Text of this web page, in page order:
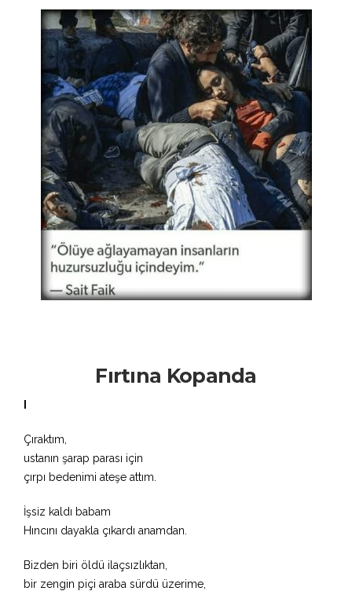
Fırtına Kopanda
Çıraktım,
ustanın şarap parası için
çırpı bedenimi ateşe attım.
İşsiz kaldı babam
Hıncını dayakla çıkardı anamdan.
Bizden biri öldü ilaçsızlıktan,
bir zengin piçi araba sürdü üzerime,